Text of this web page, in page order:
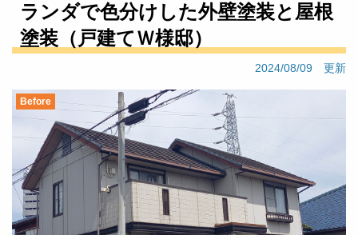
ランダで色分けした外壁塗装と屋根
塗装（戸建てＷ様邸）
2024/08/09 更新
Before